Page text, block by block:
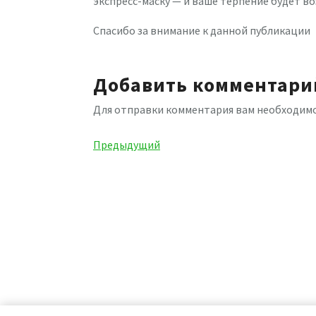
Спасибо за внимание к данной публикации
Добавить
Для отправки комментария вам
Навигация
Предыдущая
Предыдущий